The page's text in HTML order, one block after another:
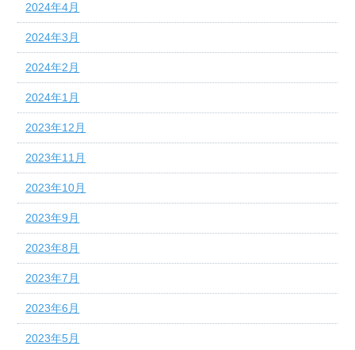
2024年4月
2024年3月
2024年2月
2024年1月
2023年12月
2023年11月
2023年10月
2023年9月
2023年8月
2023年7月
2023年6月
2023年5月